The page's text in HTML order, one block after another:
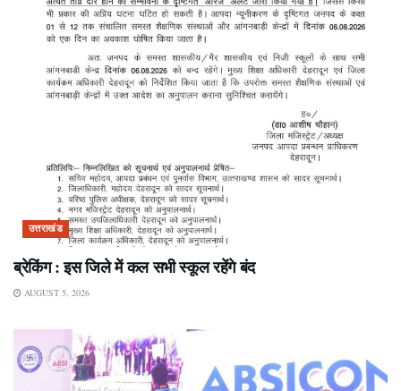
उत्तराखंड
ब्रेकिंग : इस जिले में कल सभी स्कूल रहेंगे बंद
AUGUST 5, 2026